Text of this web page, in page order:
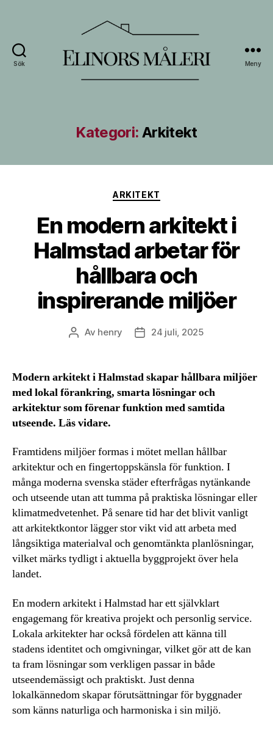
Sök Meny
Kategori: Arkitekt
Kategorier
ARKITEKT
En modern arkitekt i
Halmstad arbetar för
hållbara och
inspirerande miljöer
Inläggsförfattare
Av henry Inläggsdatum
24 juli, 2025
Modern arkitekt i Halmstad skapar hållbara miljöer
med lokal förankring, smarta lösningar och
arkitektur som förenar funktion med samtida
utseende. Läs vidare.
Framtidens miljöer formas i mötet mellan hållbar
arkitektur och en fingertoppskänsla för funktion. I
många moderna svenska städer efterfrågas nytänkande
och utseende utan att tumma på praktiska lösningar eller
klimatmedvetenhet. På senare tid har det blivit vanligt
att arkitektkontor lägger stor vikt vid att arbeta med
långsiktiga materialval och genomtänkta planlösningar,
vilket märks tydligt i aktuella byggprojekt över hela
landet.
En modern arkitekt i Halmstad har ett självklart
engagemang för kreativa projekt och personlig service.
Lokala arkitekter har också fördelen att känna till
stadens identitet och omgivningar, vilket gör att de kan
ta fram lösningar som verkligen passar in både
utseendemässigt och praktiskt. Just denna
lokalkännedom skapar förutsättningar för byggnader
som känns naturliga och harmoniska i sin miljö.